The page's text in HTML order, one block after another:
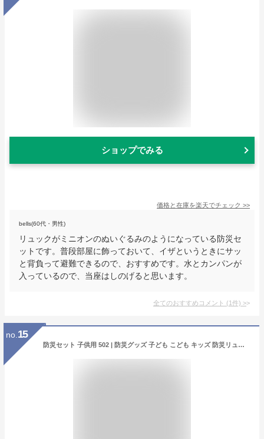
ショップでみる
価格と在庫を楽天でチェック >>
bells(60代・男性)
リュックがミニオンのぬいぐるみのようになっている防災セ
ットです。普段部屋に飾っておいて、イザというときにサッ
と背負って避難できるので、おすすめです。水とカンパンが
入っているので、当座はしのげると思います。
全てのおすすめコメント (1件) >
no. 15
防災セット 子供用 502 | 防災グッズ 子ども こども キッズ 防災リュック 防災グッズセット 防災 トイレ 水 ビスコ パン エアーマット リュック 非常用持ち出し袋 一人用 1人用 避難セット 災害グッズ 災害セット 懐中電灯 非常食 防災用品 避難袋 家族 ファミリー 赤ちゃん